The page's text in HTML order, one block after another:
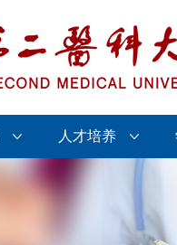
人才培养